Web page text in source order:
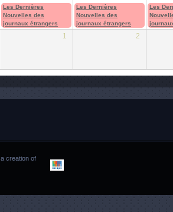
Les Dernières
Nouvelles des
journaux étrangers
Les Dernières
Nouvelles des
journaux étrangers
Les
1 2
creation of